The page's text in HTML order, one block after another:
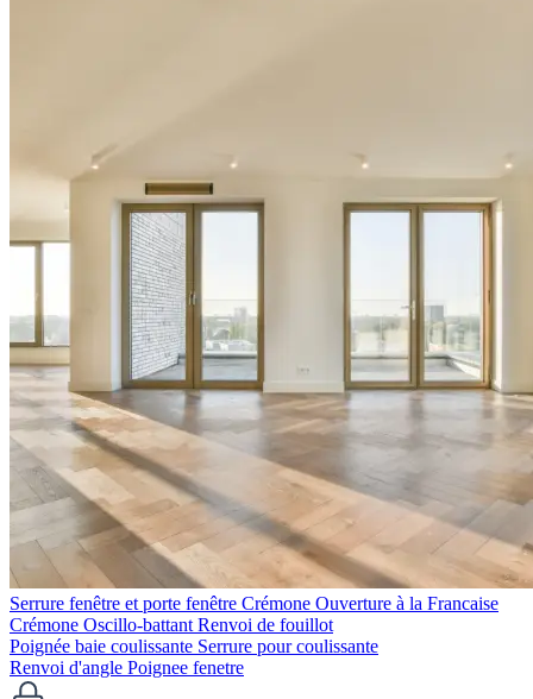
Serrure fenêtre et porte fenêtre Crémone Ouverture à la Francaise
Crémone Oscillo-battant Renvoi de fouillot
Poignée baie coulissante Serrure pour coulissante
Renvoi d'angle Poignee fenetre